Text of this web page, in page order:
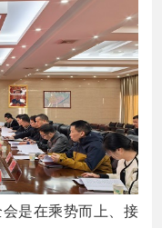
是在乘势而上、接